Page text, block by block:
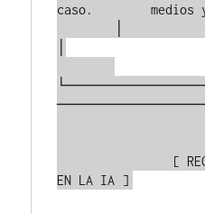
caso.        medios